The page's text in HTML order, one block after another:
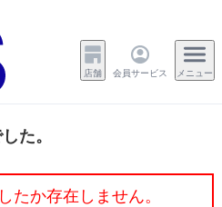
店舗 会員サービス メニュー
た。
たか存在しません。